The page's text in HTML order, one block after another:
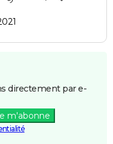
directement par e-
m'abonne